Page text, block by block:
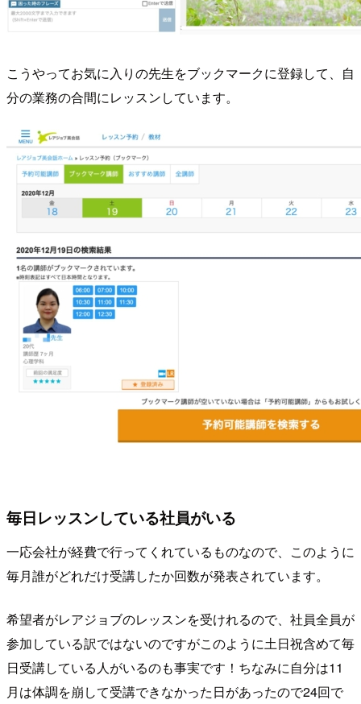
こうやってお気に入りの先生をブックマークに登録して、自
分の業務の合間にレッスンしています。
毎日レッスンしている社員がいる
一応会社が経費で行ってくれているものなので、このように
毎月誰がどれだけ受講したか回数が発表されています。
希望者がレアジョブのレッスンを受けれるので、社員全員が
参加している訳ではないのですがこのように土日祝含めて毎
日受講している人がいるのも事実です！ちなみに自分は11
月は体調を崩して受講できなかった日があったので24回で